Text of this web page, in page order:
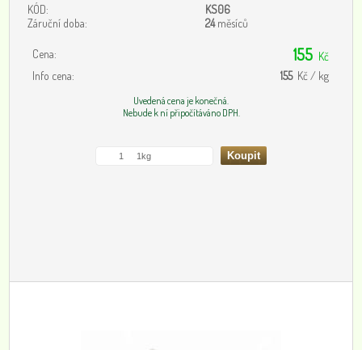
KÓD:
KS06
Záruční doba:
24měsíců
Cena: 155 Kč
Info cena:
155 Kč / kg
Uvedená cena je konečná.
Nebude k ní připočítáváno DPH.